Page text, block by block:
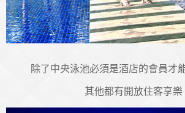
除了中央泳池必須是酒店的會員才
其他都有開放住客享樂